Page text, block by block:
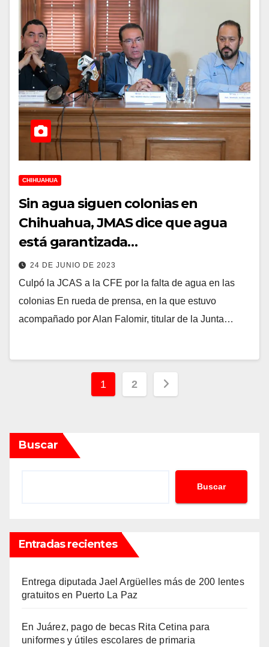
CHIHUAHUA
Sin agua siguen colonias en
Chihuahua, JMAS dice que agua
está garantizada…
24 DE JUNIO DE 2023
Culpó la JCAS a la CFE por la falta de agua en las
colonias En rueda de prensa, en la que estuvo
acompañado por Alan Falomir, titular de la Junta…
Paginación
1 2
Buscar
Buscar
Entradas recientes
Entrega diputada Jael Argüelles más de 200 lentes
gratuitos en Puerto La Paz
En Juárez, pago de becas Rita Cetina para
uniformes y útiles escolares de primaria